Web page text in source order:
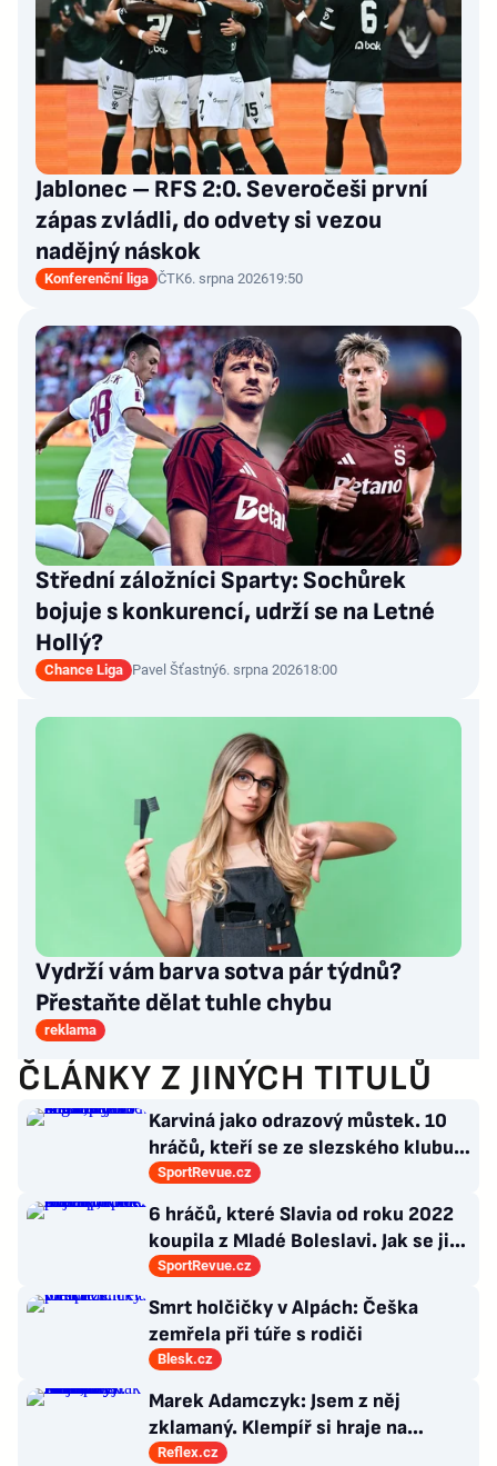
Jablonec – RFS 2:0. Severočeši první
zápas zvládli, do odvety si vezou
nadějný náskok
Konferenční liga ČTK6. srpna 202619:50
Střední záložníci Sparty: Sochůrek
bojuje s konkurencí, udrží se na Letné
Hollý?
Chance Liga Pavel Šťastný6. srpna 202618:00
Vydrží vám barva sotva pár týdnů?
Přestaňte dělat tuhle chybu
reklama
ČLÁNKY Z JINÝCH TITULŮ
Karviná jako odrazový můstek. 10
hráčů, kteří se ze slezského klubu
probili k lukrativnímu angažmá
SportRevue.cz
6 hráčů, které Slavia od roku 2022
koupila z Mladé Boleslavi. Jak se jim
po přestupu do Edenu vedlo?
SportRevue.cz
Smrt holčičky v Alpách: Češka
zemřela při túře s rodiči
Blesk.cz
Marek Adamczyk: Jsem z něj
zklamaný. Klempíř si hraje na
ministra. Nestačí se tak tvářit, musí
Reflex.cz